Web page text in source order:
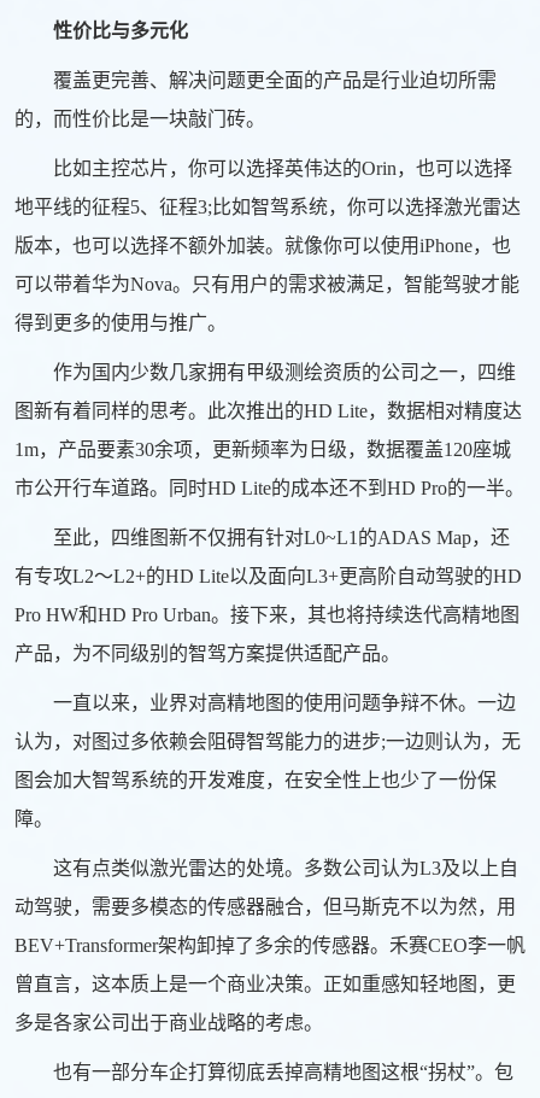
性价比与多元化
覆盖更完善、解决问题更全面的产品是行业迫切所需
的，而性价比是一块敲门砖。
比如主控芯片，你可以选择英伟达的Orin，也可以选择
地平线的征程5、征程3;比如智驾系统，你可以选择激光雷达
版本，也可以选择不额外加装。就像你可以使用iPhone，也
可以带着华为Nova。只有用户的需求被满足，智能驾驶才能
得到更多的使用与推广。
作为国内少数几家拥有甲级测绘资质的公司之一，四维
图新有着同样的思考。此次推出的HD Lite，数据相对精度达
1m，产品要素30余项，更新频率为日级，数据覆盖120座城
市公开行车道路。同时HD Lite的成本还不到HD Pro的一半。
至此，四维图新不仅拥有针对L0~L1的ADAS Map，还
有专攻L2～L2+的HD Lite以及面向L3+更高阶自动驾驶的HD
Pro HW和HD Pro Urban。接下来，其也将持续迭代高精地图
产品，为不同级别的智驾方案提供适配产品。
一直以来，业界对高精地图的使用问题争辩不休。一边
认为，对图过多依赖会阻碍智驾能力的进步;一边则认为，无
图会加大智驾系统的开发难度，在安全性上也少了一份保
障。
这有点类似激光雷达的处境。多数公司认为L3及以上自
动驾驶，需要多模态的传感器融合，但马斯克不以为然，用
BEV+Transformer架构卸掉了多余的传感器。禾赛CEO李一帆
曾直言，这本质上是一个商业决策。正如重感知轻地图，更
多是各家公司出于商业战略的考虑。
也有一部分车企打算彻底丢掉高精地图这根“拐杖”。包